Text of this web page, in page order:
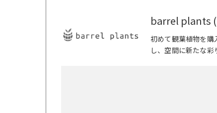
barrel plants
初めて観葉植物を購
し、空間に新たな彩